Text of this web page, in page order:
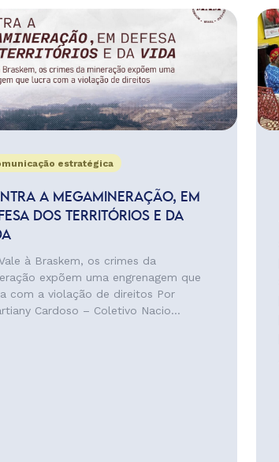
estratégica
A MEGAMINERAÇÃO, EM
DOS TERRITÓRIOS E DA
à Braskem, os crimes da
expõem uma engrenagem que
com a violação de direitos Por
Cardoso – Coletivo Nacio...